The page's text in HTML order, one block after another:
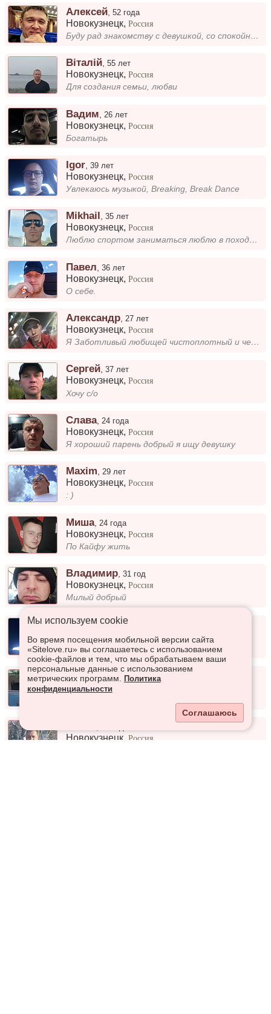
Алексей ,52 года
Новокузнецк,Россия
Буду рад знакомству с девушкой, со спокойным и уравновешенным характером, без вредных привычек, ведущей здоровый образ ж...
Віталій ,55 лет
Новокузнецк,Россия
Для создания семьи, любви
Вадим 26 лет
Новокузнецк,Россия
Богатырь
Igor ,39 лет
Новокузнецк,Россия
Увлекаюсь музыкой, Breaking, Break Dance
Mikhail,35 лет
Новокузнецк,Россия
Люблю спортом заниматься люблю в походы ходить
Павел ,36 лет
Новокузнецк,Россия
О себе.
Александр 27 лет
Новокузнецк,Россия
Я Заботливый любищей чистоплотный и честный
Сергей,37 лет
Новокузнецк,Россия
Хочу с/о
Слава, 24 года
Новокузнецк,Россия
Я хороший парень добрый я ищу девушку
Maxim,29 лет
Новокузнецк,Россия
: )
Миша, 24 года
Новокузнецк,Россия
По Кайфу жить
Владимир ,31 год
Новокузнецк,Россия
Милый добрый
Igor,39 лет
Новокузнецк,Россия
Увлекаюсь музыкой, Breaking, Break Dance
Коля,51 год
Новокузнецк
Новокузнецк ,Россия
Мы используем сookie
Во время посещения мобильной версии сайта
«Sitelove.ru» вы соглашаетесь с использованием
cookie-файлов и тем, что мы обрабатываем ваши
персональные данные с использованием
метрических программ.
Политика
конфиденциальности
Соглашаюсь